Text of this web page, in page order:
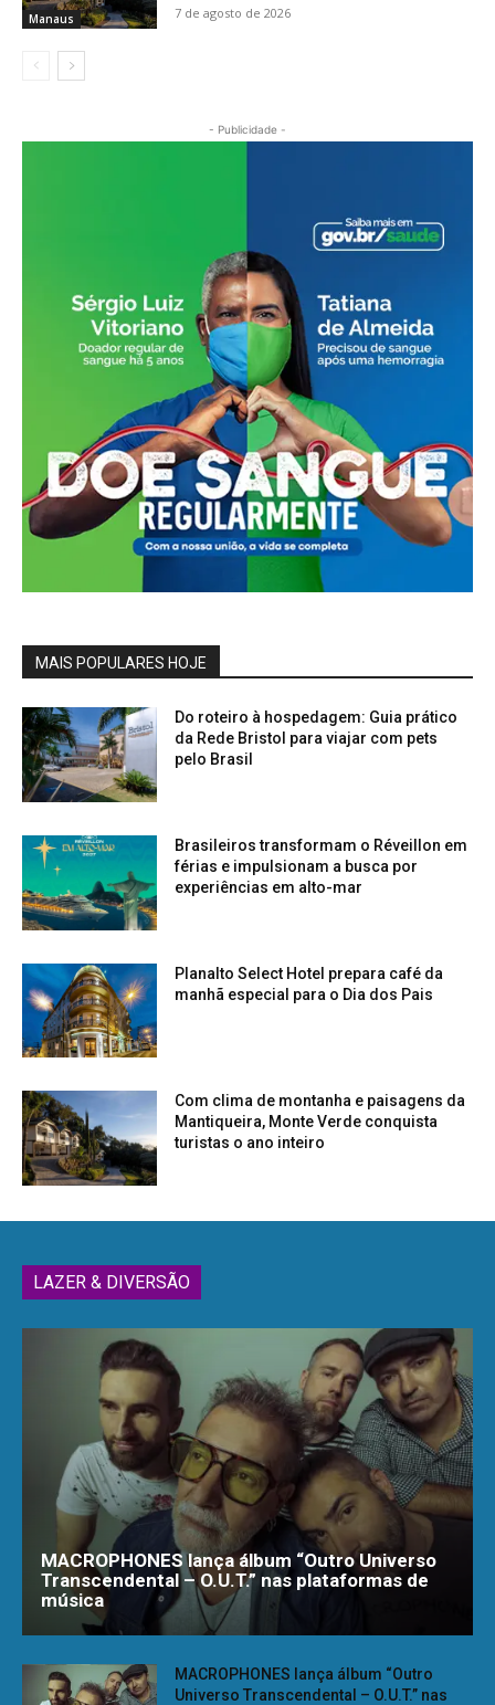
Manaus 7 de agosto de 2026
- Publicidade -
MAIS POPULARES HOJE
Do roteiro à hospedagem: Guia prático
da Rede Bristol para viajar com pets
pelo Brasil
Brasileiros transformam o Réveillon em
férias e impulsionam a busca por
experiências em alto-mar
Planalto Select Hotel prepara café da
manhã especial para o Dia dos Pais
Com clima de montanha e paisagens da
Mantiqueira, Monte Verde conquista
turistas o ano inteiro
LAZER & DIVERSÃO
MACROPHONES lança álbum “Outro Universo
Transcendental – O.U.T.” nas plataformas de
música
MACROPHONES lança álbum “Outro
Universo Transcendental – O.U.T.” nas